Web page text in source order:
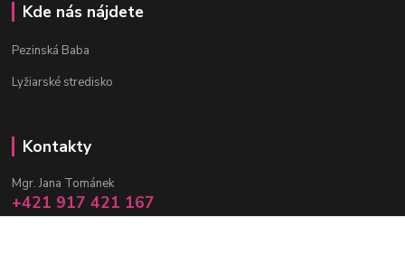
Kde nás nájdete
Pezinská Baba
Lyžiarské stredisko
Kontakty
Mgr. Jana Tománek
+421 917 421 167
(Po-Pia, 10 -17 hod.)